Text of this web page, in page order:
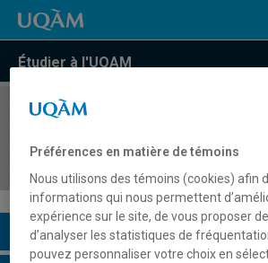
Étudier à l'UQAM
COURS//
professionnel
Description du cours
Préférences en matière de témoins
Nous utilisons des témoins (cookies) afin
informations qui nous permettent
expérience sur le site, de vous proposer
d’analyser les statistiques de
pouvez personnaliser votre choix en